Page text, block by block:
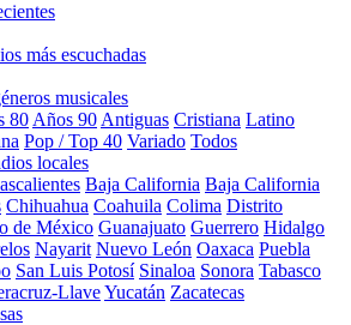
más escuchadas
musicales
80 Años 90 Antiguas Cristiana Latino
Pop / Top 40 Variado Todos
locales
Baja California Baja California
Chihuahua Coahuila Colima Distrito
de México Guanajuato Guerrero Hidalgo
Nayarit Nuevo León Oaxaca Puebla
San Luis Potosí Sinaloa Sonora Tabasco
LlaveYucatán Zacatecas